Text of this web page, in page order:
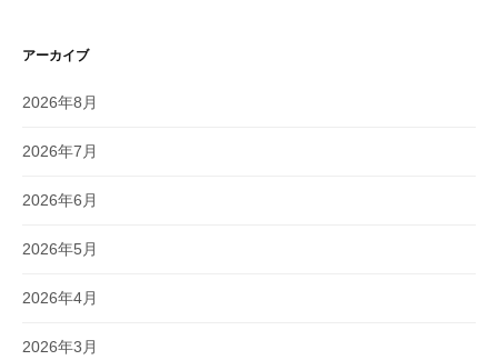
アーカイブ
2026年8月
2026年7月
2026年6月
2026年5月
2026年4月
2026年3月